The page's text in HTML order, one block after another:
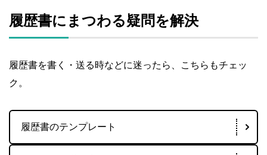
履歴書にまつわる疑問を解決
履歴書を書く・送る時などに迷ったら、こちらもチェッ
ク。
履歴書のテンプレート